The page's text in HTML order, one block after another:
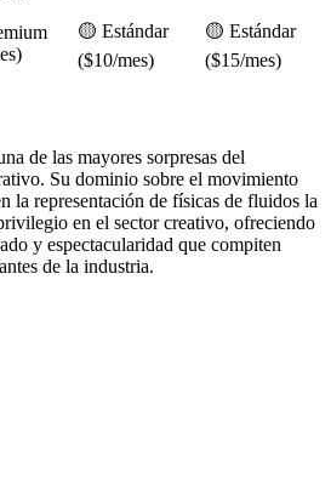
🟡 Estándar
($10/mes)
🟡 Estándar
($15/mes)
de las mayores sorpresas del
Su dominio sobre el movimiento
la representación de físicas de fluidos la
en el sector creativo, ofreciendo
y espectacularidad que compiten
de la industria.